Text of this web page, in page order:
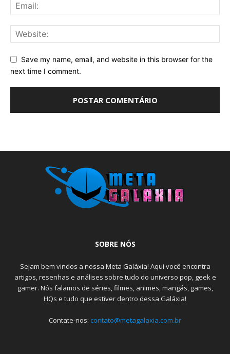
Save my name, email, and website in this browser for the
next time I comment.
SOBRE NÓS
Sejam bem vindos a nossa Meta Galáxia! Aqui você encontra
artigos, resenhas e análises sobre tudo do universo pop, geek e
gamer. Nós falamos de séries, filmes, animes, mangás, games,
HQs e tudo que estiver dentro dessa Galáxia!
Contate-nos: contato@metagalaxia.com.br